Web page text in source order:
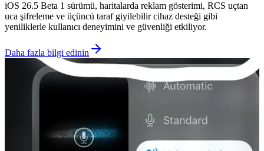
iOS 26.5 Beta 1 sürümü, haritalarda reklam gösterimi, RCS uçtan
uca şifreleme ve üçüncü taraf giyilebilir cihaz desteği gibi
yeniliklerle kullanıcı deneyimini ve güvenliği etkiliyor.
Daha fazla bilgi edinin